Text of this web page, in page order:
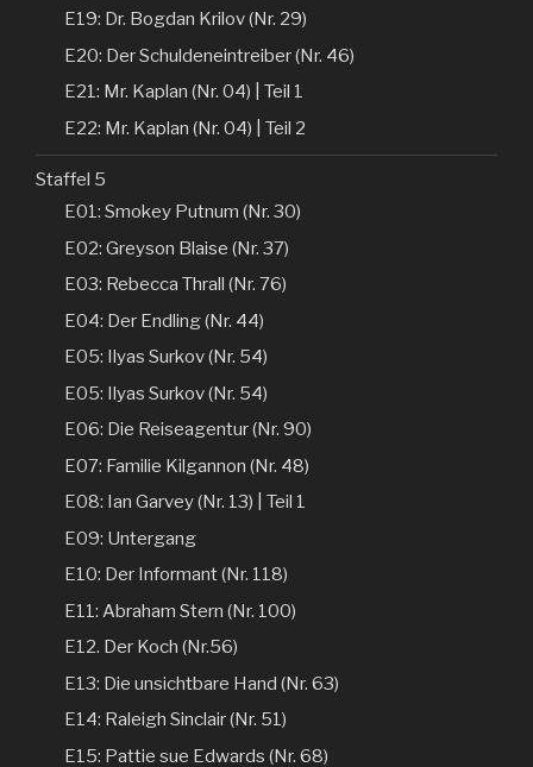
E19: Dr. Bogdan Krilov (Nr. 29)
E20: Der Schuldeneintreiber (Nr. 46)
E21: Mr. Kaplan (Nr. 04) | Teil 1
E22: Mr. Kaplan (Nr. 04) | Teil 2
Staffel 5
E01: Smokey Putnum (Nr. 30)
E02: Greyson Blaise (Nr. 37)
E03: Rebecca Thrall (Nr. 76)
E04: Der Endling (Nr. 44)
E05: Ilyas Surkov (Nr. 54)
E05: Ilyas Surkov (Nr. 54)
E06: Die Reiseagentur (Nr. 90)
E07: Familie Kilgannon (Nr. 48)
E08: Ian Garvey (Nr. 13) | Teil 1
E09: Untergang
E10: Der Informant (Nr. 118)
E11: Abraham Stern (Nr. 100)
E12. Der Koch (Nr.56)
E13: Die unsichtbare Hand (Nr. 63)
E14: Raleigh Sinclair (Nr. 51)
E15: Pattie sue Edwards (Nr. 68)